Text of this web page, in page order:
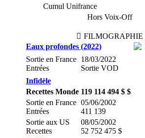
Cumul Unifrance
Hors Voix-Off
FILMOGRAPHIE
Eaux profondes (2022)
Sortie en France
Entrées
18/03/2022
Sortie VOD
Infidèle
Recettes Monde 119 114 494 $ $
Sortie en France
Entrées
05/06/2002
411 139
Sortie aux US
Recettes
08/05/2002
52 752 475 $